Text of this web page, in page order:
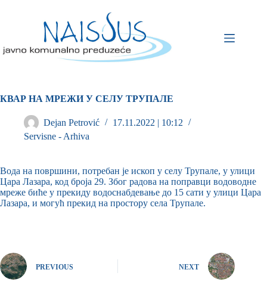
КВАР НА МРЕЖИ У СЕЛУ ТРУПАЛЕ
Dejan Petrović
17.11.2022 | 10:12
Servisne - Arhiva
Вода на површини, потребан је ископ у селу Трупале, у улици
Цара Лазара, код броја 29. Због радова на поправци водоводне
мреже биће у прекиду водоснабдевање до 15 сати у улици Цара
Лазара, и могућ прекид на простору села Трупале.
PREVIOUS NEXT